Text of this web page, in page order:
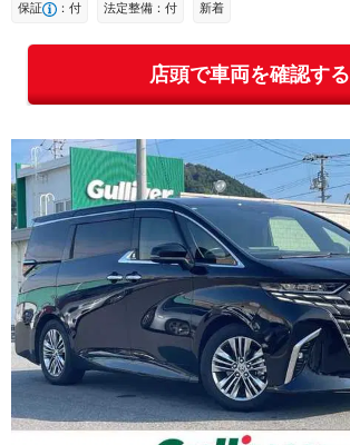
保証 ：付 法定整備：付 新着
店頭で車両を確認する